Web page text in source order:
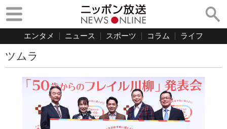
エンタメ ニュース スポーツ コラム ライフ
ツムラ